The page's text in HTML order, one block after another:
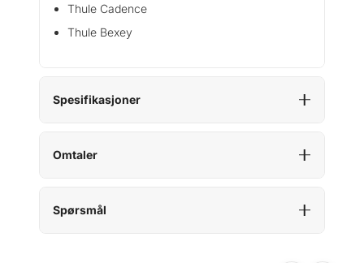
Thule Cadence
Thule Bexey
Spesifikasjoner
Omtaler
Spørsmål